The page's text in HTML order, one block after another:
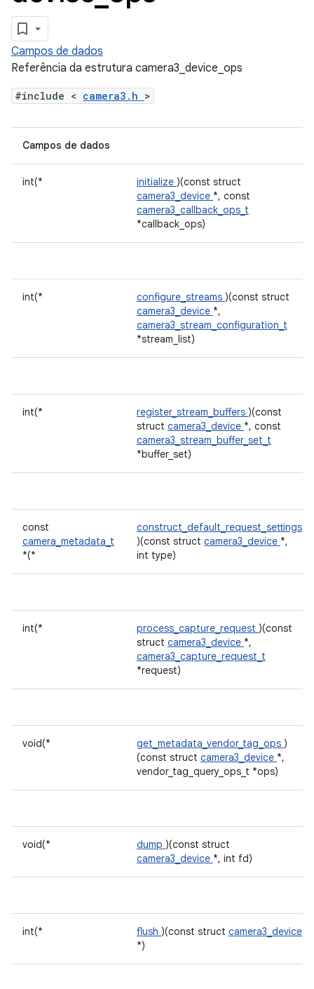
Campos de dados
Referência da estrutura camera3_device_ops
#include < camera3.h >
Campos de dados
int(* initialize )(const struct
camera3_device *, const
camera3_callback_ops_t
*callback_ops)
int(* configure_streams )(const struct
camera3_device *,
camera3_stream_configuration_t
*stream_list)
int(* register_stream_buffers )(const
struct camera3_device *, const
camera3_stream_buffer_set_t
*buffer_set)
const
camera_metadata_t
*(*
construct_default_request_settings
)(const struct camera3_device *,
int type)
int(* process_capture_request )(const
struct camera3_device *,
camera3_capture_request_t
*request)
void(* get_metadata_vendor_tag_ops )
(const struct camera3_device *,
vendor_tag_query_ops_t *ops)
void(* dump )(const struct
camera3_device *, int fd)
int(* flush )(const struct camera3_device
*)